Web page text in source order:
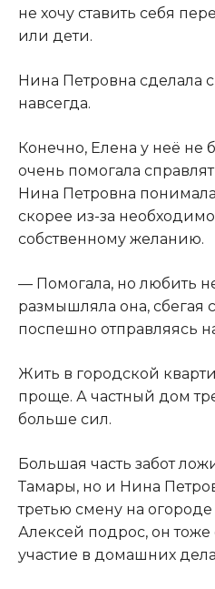
не хочу ставить себя
или дети.
Нина Петровна сделала
навсегда.
Конечно, Елена у неё не
очень помогала
Нина Петровна
скорее из-за
собственному желанию.
— Помогала, но любить
размышляла она, сбегая
поспешно отправляясь
Жить в городской
проще. А частный дом
больше сил.
Большая часть забот
Тамары, но и Нина
третью смену на огороде
Алексей подрос, он тоже
участие в домашних